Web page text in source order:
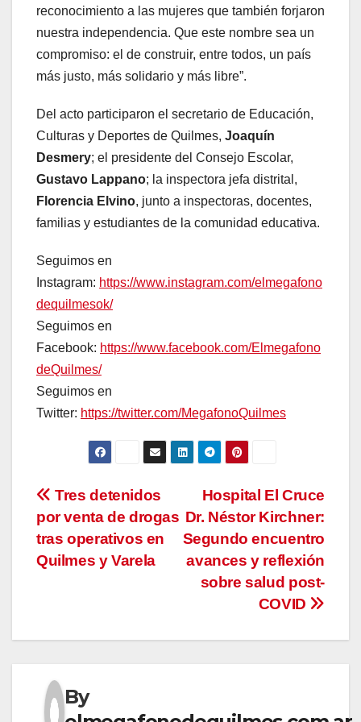
reconocimiento a las mujeres que también forjaron
nuestra independencia. Que este nombre sea un
compromiso: el de construir, entre todos, un país
más justo, más solidario y más libre”.
Del acto participaron el secretario de Educación,
Culturas y Deportes de Quilmes, Joaquín
Desmery; el presidente del Consejo Escolar,
Gustavo Lappano; la inspectora jefa distrital,
Florencia Elvino, junto a inspectoras, docentes,
familias y estudiantes de la comunidad educativa.
Seguimos en
Instagram: https://www.instagram.com/elmegafono
dequilmesok/
Seguimos en
Facebook: https://www.facebook.com/Elmegafono
deQuilmes/
Seguimos en
Twitter: https://twitter.com/MegafonoQuilmes
Navegación
de
entradas
Hospital El Cruce
Dr. Néstor Kirchner:
Segundo encuentro
avances y reflexión
sobre salud post-
COVID
Tres detenidos
por venta de drogas
tras operativos en
Quilmes y Varela
By